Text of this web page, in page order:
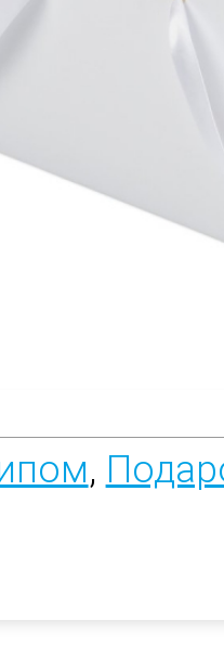
,